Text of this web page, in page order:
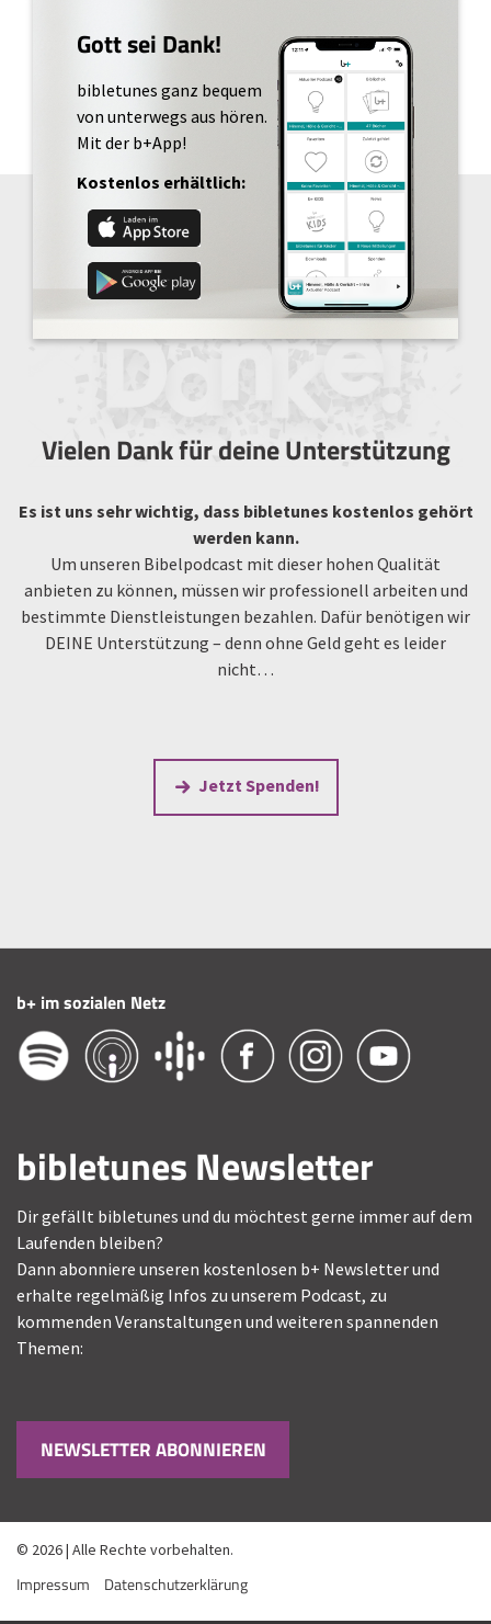
Gott sei Dank!
bibletunes ganz bequem
von unterwegs aus hören.
Mit der b+App!
Kostenlos erhältlich:
Vielen Dank für deine Unterstützung
Es ist uns sehr wichtig, dass bibletunes kostenlos gehört
werden kann.
Um unseren Bibelpodcast mit dieser hohen Qualität
anbieten zu können, müssen wir professionell arbeiten und
bestimmte Dienstleistungen bezahlen. Dafür benötigen wir
DEINE Unterstützung – denn ohne Geld geht es leider
nicht…
Jetzt Spenden!
b+ im sozialen Netz
bibletunes Newsletter
Dir gefällt bibletunes und du möchtest gerne immer auf dem
Laufenden bleiben?
Dann abonniere unseren kostenlosen b+ Newsletter und
erhalte regelmäßig Infos zu unserem Podcast, zu
kommenden Veranstaltungen und weiteren spannenden
Themen:
NEWSLETTER ABONNIEREN
© 2026 | Alle Rechte vorbehalten.
Impressum Datenschutzerklärung